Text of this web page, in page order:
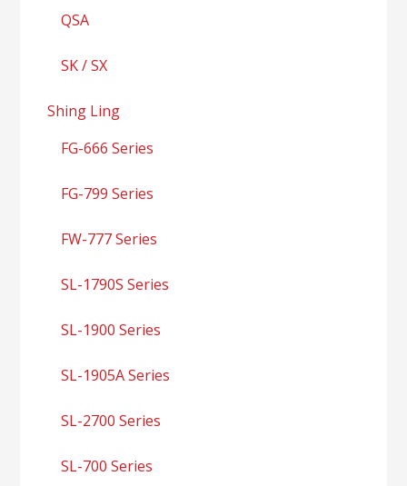
QSA
SK / SX
Shing Ling
FG-666 Series
FG-799 Series
FW-777 Series
SL-1790S Series
SL-1900 Series
SL-1905A Series
SL-2700 Series
SL-700 Series